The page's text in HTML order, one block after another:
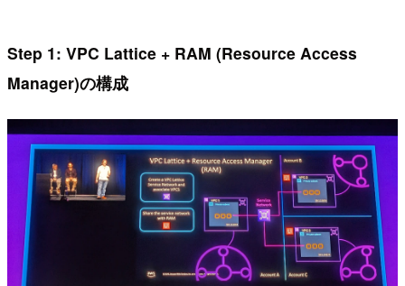
Step 1: VPC Lattice + RAM (Resource Access
Manager)の構成